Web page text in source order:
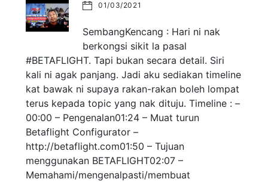
01/03/2021
SembangKencang : Hari ni nak
berkongsi sikit la pasal
#BETAFLIGHT. Tapi bukan secara detail. Siri
kali ni agak panjang. Jadi aku sediakan timeline
kat bawak ni supaya rakan-rakan boleh lompat
terus kepada topic yang nak dituju. Timeline : –
00:00 – Pengenalan01:24 – Muat turun
Betaflight Configurator –
http://betaflight.com01:50 – Tujuan
menggunakan BETAFLIGHT02:07 –
Memahami/mengenalpasti/membuat